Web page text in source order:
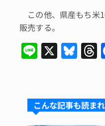
この他、県産もち米
販売する。
Li
n
X Bl
u
s
k
こんな記事も読まれ